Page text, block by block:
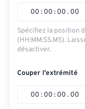
00 : 00 : 00 . 00
Spécifiez la position
(HH:MM:SS.MS).
désactiver.
Couper l'extrémité
00 : 00 : 00 . 00